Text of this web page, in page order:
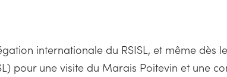
internationale du RSISL, et même dès
pour une visite du Marais Poitevin et une